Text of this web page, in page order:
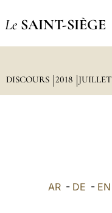
Le SAINT-SIÈGE
DISCOURS 2018 JUILLET
AR - DE - EN